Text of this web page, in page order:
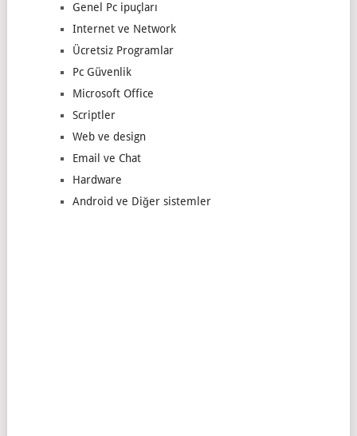
Genel Pc ipuçları
Internet ve Network
Ücretsiz Programlar
Pc Güvenlik
Microsoft Office
Scriptler
Web ve design
Email ve Chat
Hardware
Android ve Diğer sistemler